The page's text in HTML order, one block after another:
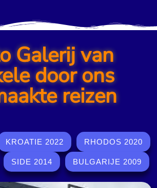
Galerij van
door ons
reizen
KROATIE 2022 RHODOS 2020
SIDE 2014 BULGARIJE 2009